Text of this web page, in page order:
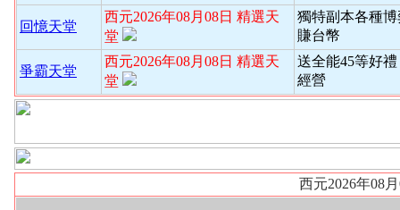
回憶天堂
西元2026年08月08日 精選天
堂
獨特副本各種
賺台幣
爭霸天堂
西元2026年08月08日 精選天
堂
送全能45等好
經營
西元2026年08